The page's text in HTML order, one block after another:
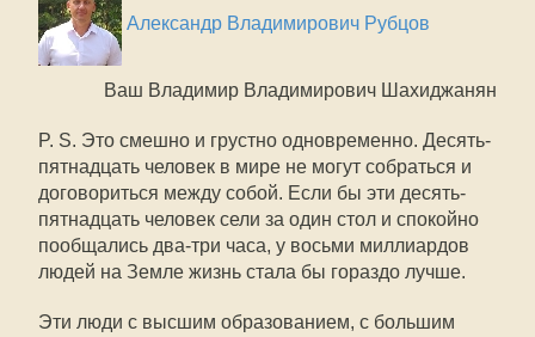
Александр Владимирович Рубцов
Ваш Владимир Владимирович Шахиджанян
P. S. Это смешно и грустно одновременно. Десять-
пятнадцать человек в мире не могут собраться и
договориться между собой. Если бы эти десять-
пятнадцать человек сели за один стол и спокойно
пообщались два-три часа, у восьми миллиардов
людей на Земле жизнь стала бы гораздо лучше.
Эти люди с высшим образованием, с большим